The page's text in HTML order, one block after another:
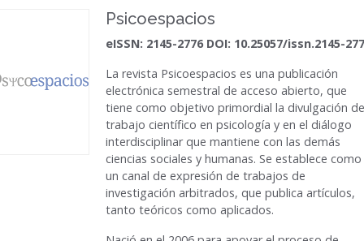
Psicoespacios
eISSN: 2145-2776 DOI: 10.25057/issn.2145-
La revista Psicoespacios es una publicación
electrónica semestral de acceso abierto, que
tiene como objetivo primordial la divulgación
trabajo científico en psicología y en el diálogo
interdisciplinar que mantiene con las demás
ciencias sociales y humanas. Se establece como
un canal de expresión de trabajos de
investigación arbitrados, que publica artículos,
tanto teóricos como aplicados.